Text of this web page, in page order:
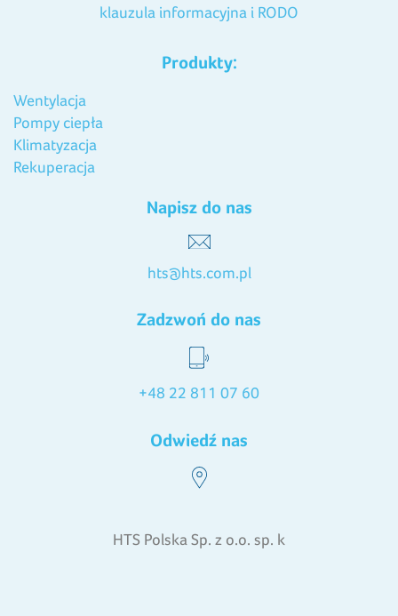
klauzula informacyjna i RODO
Produkty:
Wentylacja
Pompy ciepła
Klimatyzacja
Rekuperacja
Napisz do nas
hts@hts.com.pl
Zadzwoń do nas
+48 22 811 07 60
Odwiedź nas
HTS Polska Sp. z o.o. sp. k